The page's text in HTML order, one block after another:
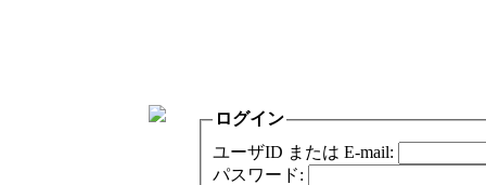
ログイン
ユーザID または E-mail:
パスワード: